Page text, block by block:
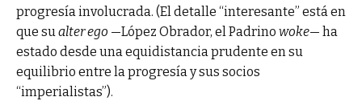
progresía involucrada. (El detalle “interesante” está en
que sualter ego —López Obrador, el Padrino woke— ha
estado desde una equidistancia prudente en su
equilibrio entre la progresía y sus socios
“imperialistas”).